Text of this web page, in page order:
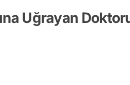
Uğrayan